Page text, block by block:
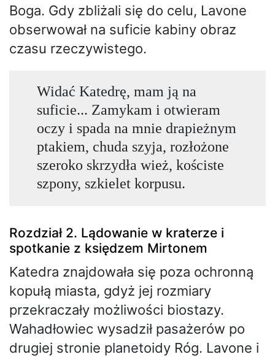
Boga. Gdy zbliżali się do celu, Lavone
obserwował na suficie kabiny obraz
czasu rzeczywistego.
Widać Katedrę, mam ją na
suficie... Zamykam i otwieram
oczy i spada na mnie drapieżnym
ptakiem, chuda szyja, rozłożone
szeroko skrzydła wież, kościste
szpony, szkielet korpusu.
Rozdział 2. Lądowanie w kraterze i
spotkanie z księdzem Mirtonem
Katedra znajdowała się poza ochronną
kopułą miasta, gdyż jej rozmiary
przekraczały możliwości biostazy.
Wahadłowiec wysadził pasażerów po
drugiej stronie planetoidy Róg. Lavone i